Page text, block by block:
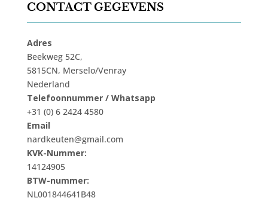
CONTACT GEGEVENS
Adres
Beekweg 52C,
5815CN, Merselo/Venray
Nederland
Telefoonnummer / Whatsapp
+31 (0) 6 2424 4580
Email
nardkeuten@gmail.com
KVK-Nummer:
14124905
BTW-nummer:
NL001844641B48